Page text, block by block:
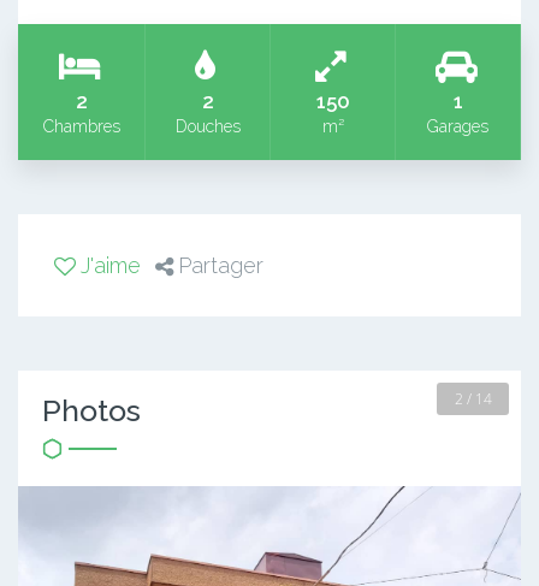
2
Chambres
2
Douches
150
m²
1
Garages
J'aime Partager
Photos 2 / 14